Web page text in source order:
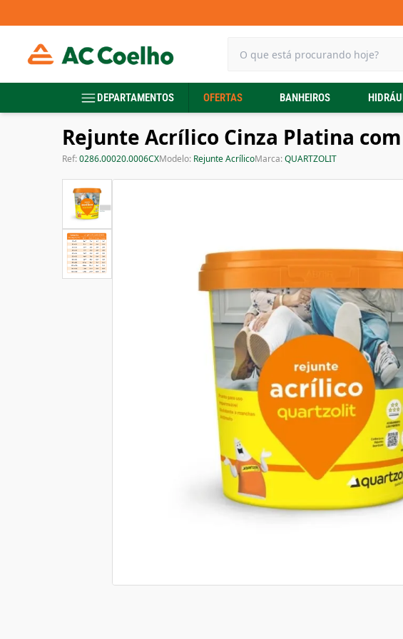
DEPARTAMENTOS OFERTAS BANHEIROS
Rejunte Acrílico Cinza Platina
Ref:0286.00020.0006CXModelo: Rejunte AcrílicoMarca:QUARTZOLIT